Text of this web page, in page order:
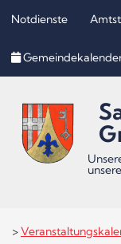
(Accesskey
(Accesskey
2)
(Accesskey
3)
Notdienste
>